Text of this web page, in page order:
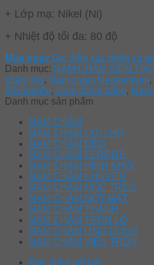
+ Lớp mạ: Nikel (Ni)
+ Nhiệt độ tối đa: 80 độ
Mua ngay Gọi điện xác nhận và
Danh mục: NAM CHÂM VIÊN
châm dẹt, Nam châm Neodymium,
30x5mmNi, Nam châm trắng,
Danh mục sản phẩm
NAM CHÂM
NAM CHÂM CỨU HỘ
NAM CHÂM DẺO
NAM CHÂM FERRITE
NAM CHÂM HÌNH KHỐI
NAM CHÂM KHUYÊN
NAM CHÂM MÓC TREO
NAM CHÂM MỘT MẶT
NAM CHÂM THANH
NAM CHÂM TRÒN LỖ
NAM CHÂM ỨNG DỤNG
NAM CHÂM VIÊN TRÒN
Đặc điểm nổi bật